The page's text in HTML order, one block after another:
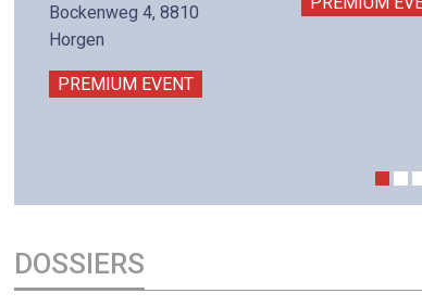
Bockenweg 4, 8810
Horgen
PREMIUM EVENT
DOSSIERS